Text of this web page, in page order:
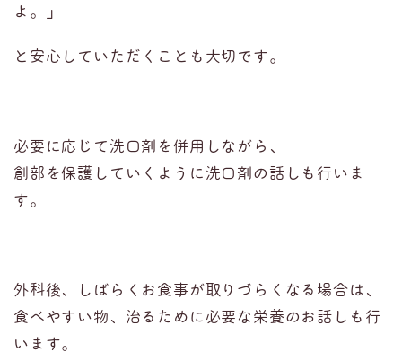
よ。」
と安心していただくことも大切です。
必要に応じて洗口剤を併用しながら、
創部を保護していくように洗口剤の話しも行いま
す。
外科後、しばらくお食事が取りづらくなる場合は、
食べやすい物、治るために必要な栄養のお話しも行
います。